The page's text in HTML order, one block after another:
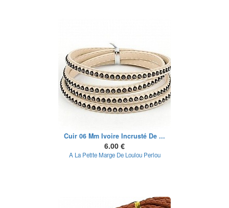
Cuir 06 Mm Ivoire Incrusté De ...
6.00 €
A La Petite Marge De Loulou Perlou